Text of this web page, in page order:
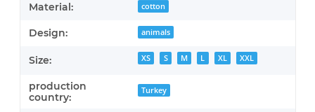
Material: cotton
Design: animals
Size: XS S M L XL XXL
production
country:
Turkey